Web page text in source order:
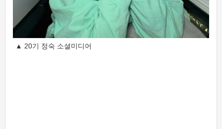
▲ 20기 정숙 소셜미디어